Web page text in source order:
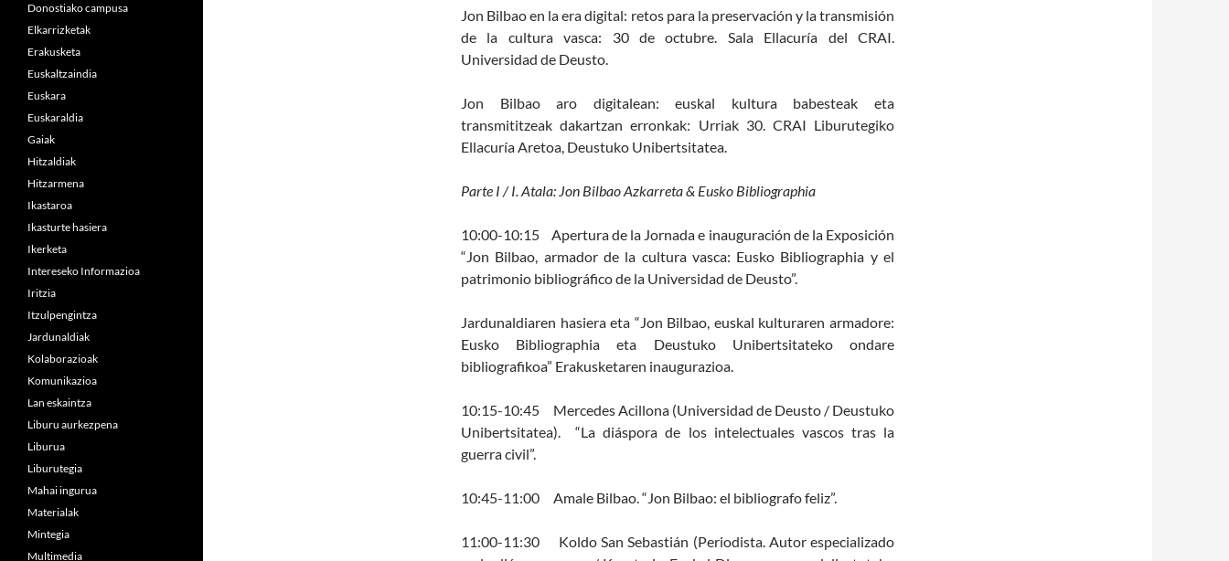
Jon Bilbao en la era digital: retos para la preservación y la transmisión
de la cultura vasca: 30 de octubre. Sala Ellacuría del CRAI.
Universidad de Deusto.
Jon Bilbao aro digitalean: euskal kultura babesteak eta
transmititzeak dakartzan erronkak: Urriak 30. CRAI Liburutegiko
Ellacuría Aretoa, Deustuko Unibertsitatea.
Parte I / I. Atala: Jon Bilbao Azkarreta & Eusko Bibliographia
10:00-10:15 Apertura de la Jornada e inauguración de la Exposición
“Jon Bilbao, armador de la cultura vasca: Eusko Bibliographia y el
patrimonio bibliográfico de la Universidad de Deusto”.
Jardunaldiaren hasiera eta “Jon Bilbao, euskal kulturaren armadore:
Eusko Bibliographia eta Deustuko Unibertsitateko ondare
bibliografikoa” Erakusketaren inaugurazioa.
10:15-10:45 Mercedes Acillona (Universidad de Deusto / Deustuko
Unibertsitatea). “La diáspora de los intelectuales vascos tras la
guerra civil”.
10:45-11:00 Amale Bilbao. “Jon Bilbao: el bibliografo feliz”.
11:00-11:30 Koldo San Sebastián (Periodista. Autor especializado
Donostiako campusa
Elkarrizketak
Erakusketa
Euskaltzaindia
Euskara
Euskaraldia
Gaiak
Hitzaldiak
Hitzarmena
Ikastaroa
Ikasturte hasiera
Ikerketa
Intereseko Informazioa
Iritzia
Itzulpengintza
Jardunaldiak
Kolaborazioak
Komunikazioa
Lan eskaintza
Liburu aurkezpena
Liburua
Liburutegia
Mahai ingurua
Materialak
Mintegia
Multimedia